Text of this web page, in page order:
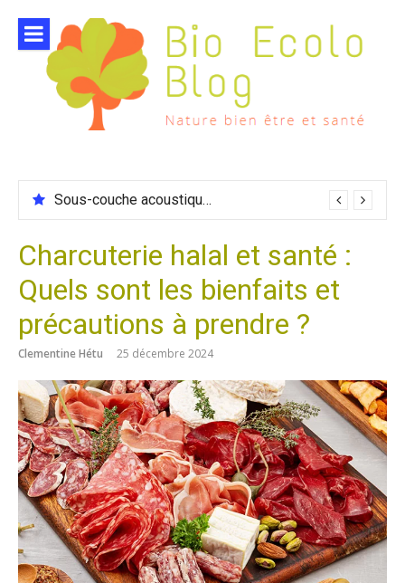
contenu
Sous-couche acoustique compatible chauffage sol
Charcuterie halal et santé :
Quels sont les bienfaits et
précautions à prendre ?
Clementine Hétu 25 décembre 2024